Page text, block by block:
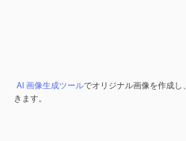
AI 画像生成ツールでオリジナル画像を作成し、
きます。